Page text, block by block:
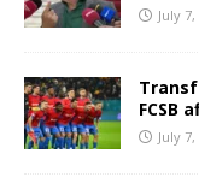
July
FCSB
July